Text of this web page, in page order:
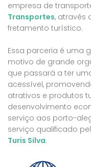
empresa de
Transportes, através
fretamento turístico.
Essa parceria é uma
motivo de grande
que passará a ter
acessível,
atrativos e produtos
desenvolvimento
serviço aos porto-
serviço qualificado
Turis Silva.